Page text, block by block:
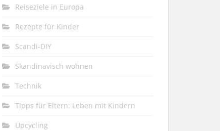
Reiseziele in Europa
Rezepte für Kinder
Scandi-DIY
Skandinavisch wohnen
Technik
Tipps für Eltern: Leben mit Kindern
Upcycling